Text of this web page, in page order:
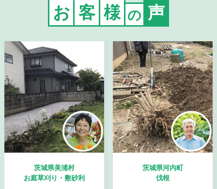
お 客 様 の 声
茨城県美浦村
お庭草刈り・敷砂利
茨城県河内町
伐根